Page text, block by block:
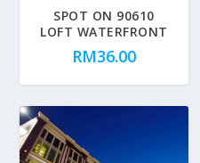
SPOT ON 90610
LOFT WATERFRONT
RM36.00